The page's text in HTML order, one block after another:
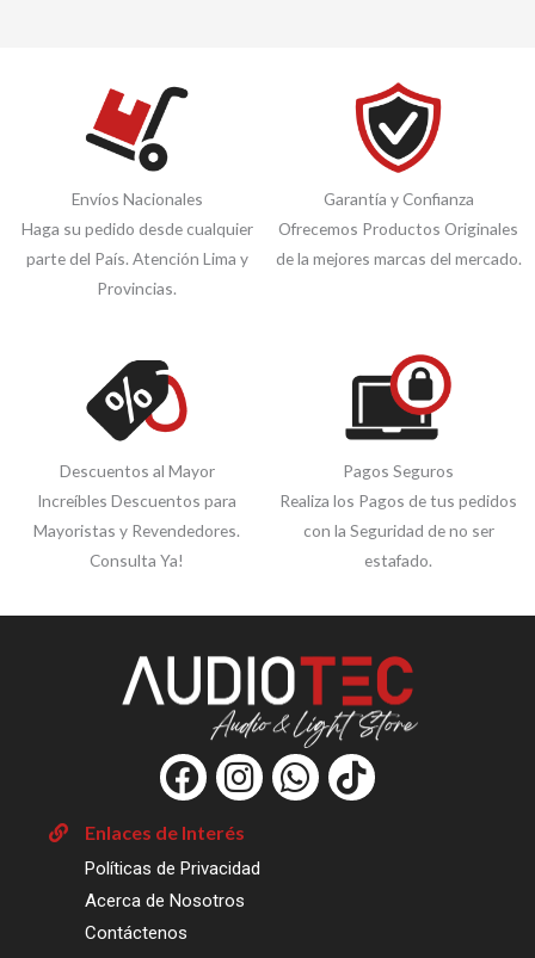
Envíos Nacionales
Haga su pedido desde cualquier
parte del País. Atención Lima y
Provincias.
Garantía y Confianza
Ofrecemos Productos Originales
de la mejores marcas del mercado.
Descuentos al Mayor
Increíbles Descuentos para
Mayoristas y Revendedores.
Consulta Ya!
Pagos Seguros
Realiza los Pagos de tus pedidos
con la Seguridad de no ser
estafado.
Enlaces de Interés
Políticas de Privacidad
Acerca de Nosotros
Contáctenos
F
a
c
e
b
o
I
n
s
t
a
W
h
T
i